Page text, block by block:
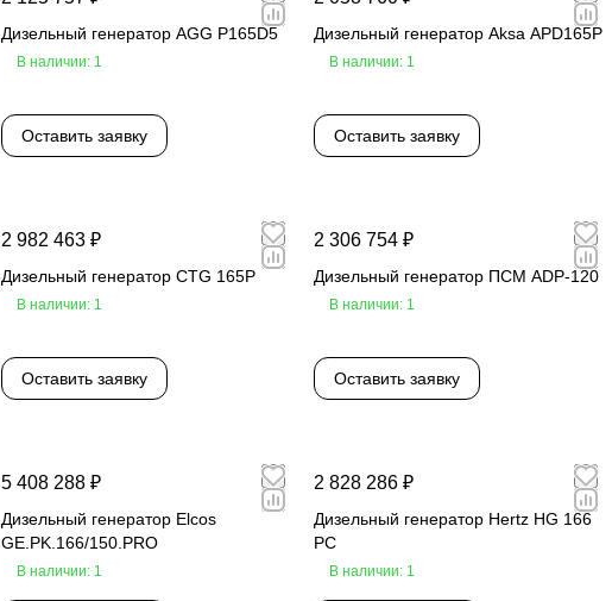
Дизельный генератор AGG P165D5
В наличии: 1
Оставить заявку
Дизельный генератор Aksa APD165P
В наличии: 1
Оставить заявку
2 982 463 ₽
Дизельный генератор CTG 165P
В наличии: 1
Оставить заявку
2 306 754 ₽
Дизельный генератор ПСМ ADP-120
В наличии: 1
Оставить заявку
5 408 288 ₽
Дизельный генератор Elcos
GE.PK.166/150.PRO
В наличии: 1
2 828 286 ₽
Дизельный генератор Hertz HG 166
PC
В наличии: 1